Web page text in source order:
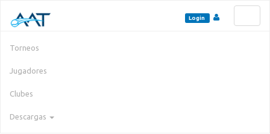
Torneos
Jugadores
Clubes
Descargas
Login